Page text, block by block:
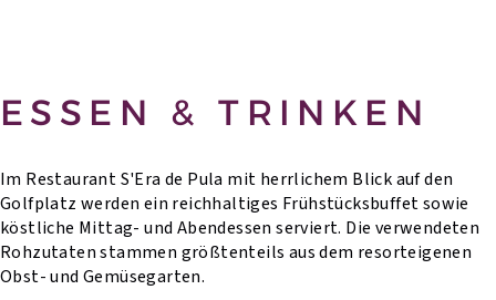
ESSEN & TRINKEN
Im Restaurant S'Era de Pula mit herrlichem Blick auf den
Golfplatz werden ein reichhaltiges Frühstücksbuffet sowie
köstliche Mittag- und Abendessen serviert. Die verwendeten
Rohzutaten stammen größtenteils aus dem resorteigenen
Obst- und Gemüsegarten.